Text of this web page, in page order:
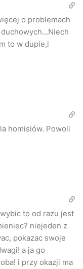
o problemach
to w dupie,i
homisiów. Powoli
to od razu jest
niejeden z
pokazac swoje
a ja go
i przy okazji ma